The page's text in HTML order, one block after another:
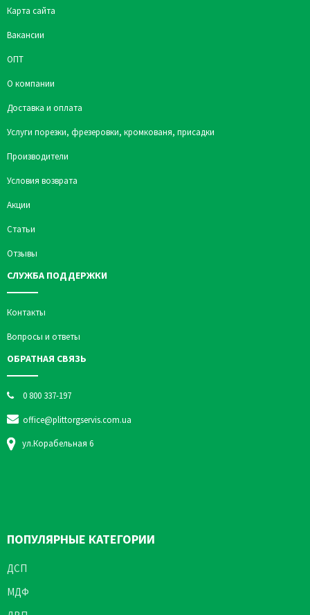
Карта сайта
Вакансии
ОПТ
О компании
Доставка и оплата
Услуги порезки, фрезеровки, кромкованя, присадки
Производители
Условия возврата
Акции
Статьи
Отзывы
СЛУЖБА ПОДДЕРЖКИ
Контакты
Вопросы и ответы
ОБРАТНАЯ СВЯЗЬ
0 800 337-197
office@plittorgservis.com.ua
ул.Корабельная 6
ПОПУЛЯРНЫЕ КАТЕГОРИИ
ДСП
МДФ